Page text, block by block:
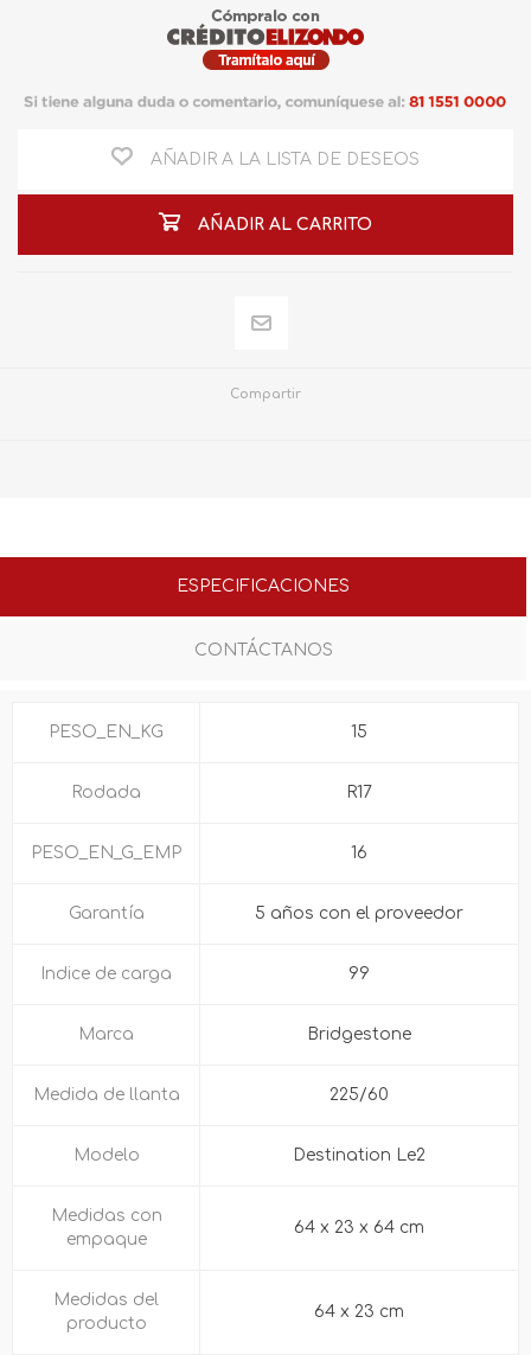
AÑADIR A LA LISTA DE DESEOS
AÑADIR AL CARRITO
Compartir
ESPECIFICACIONES
CONTÁCTANOS
PESO_EN_KG 15
Rodada R17
PESO_EN_G_EMP 16
Garantía 5 años con el proveedor
Indice de carga 99
Marca Bridgestone
Medida de llanta 225/60
Modelo Destination Le2
Medidas con
empaque
64 x 23 x 64 cm
Medidas del
producto
64 x 23 cm